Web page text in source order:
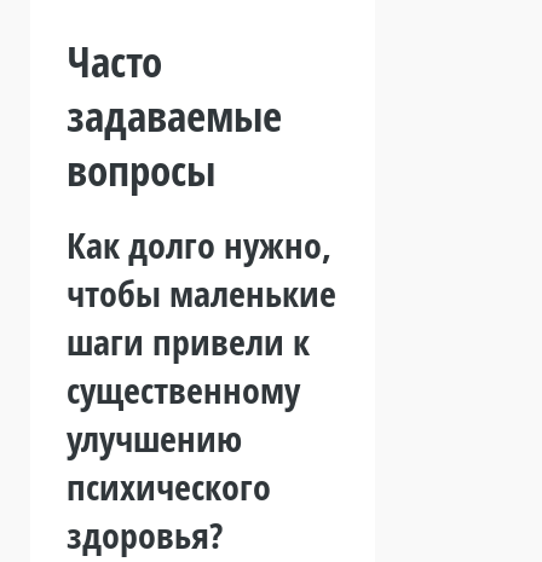
Часто
задаваемые
вопросы
Как долго нужно,
чтобы маленькие
шаги привели к
существенному
улучшению
психического
здоровья?